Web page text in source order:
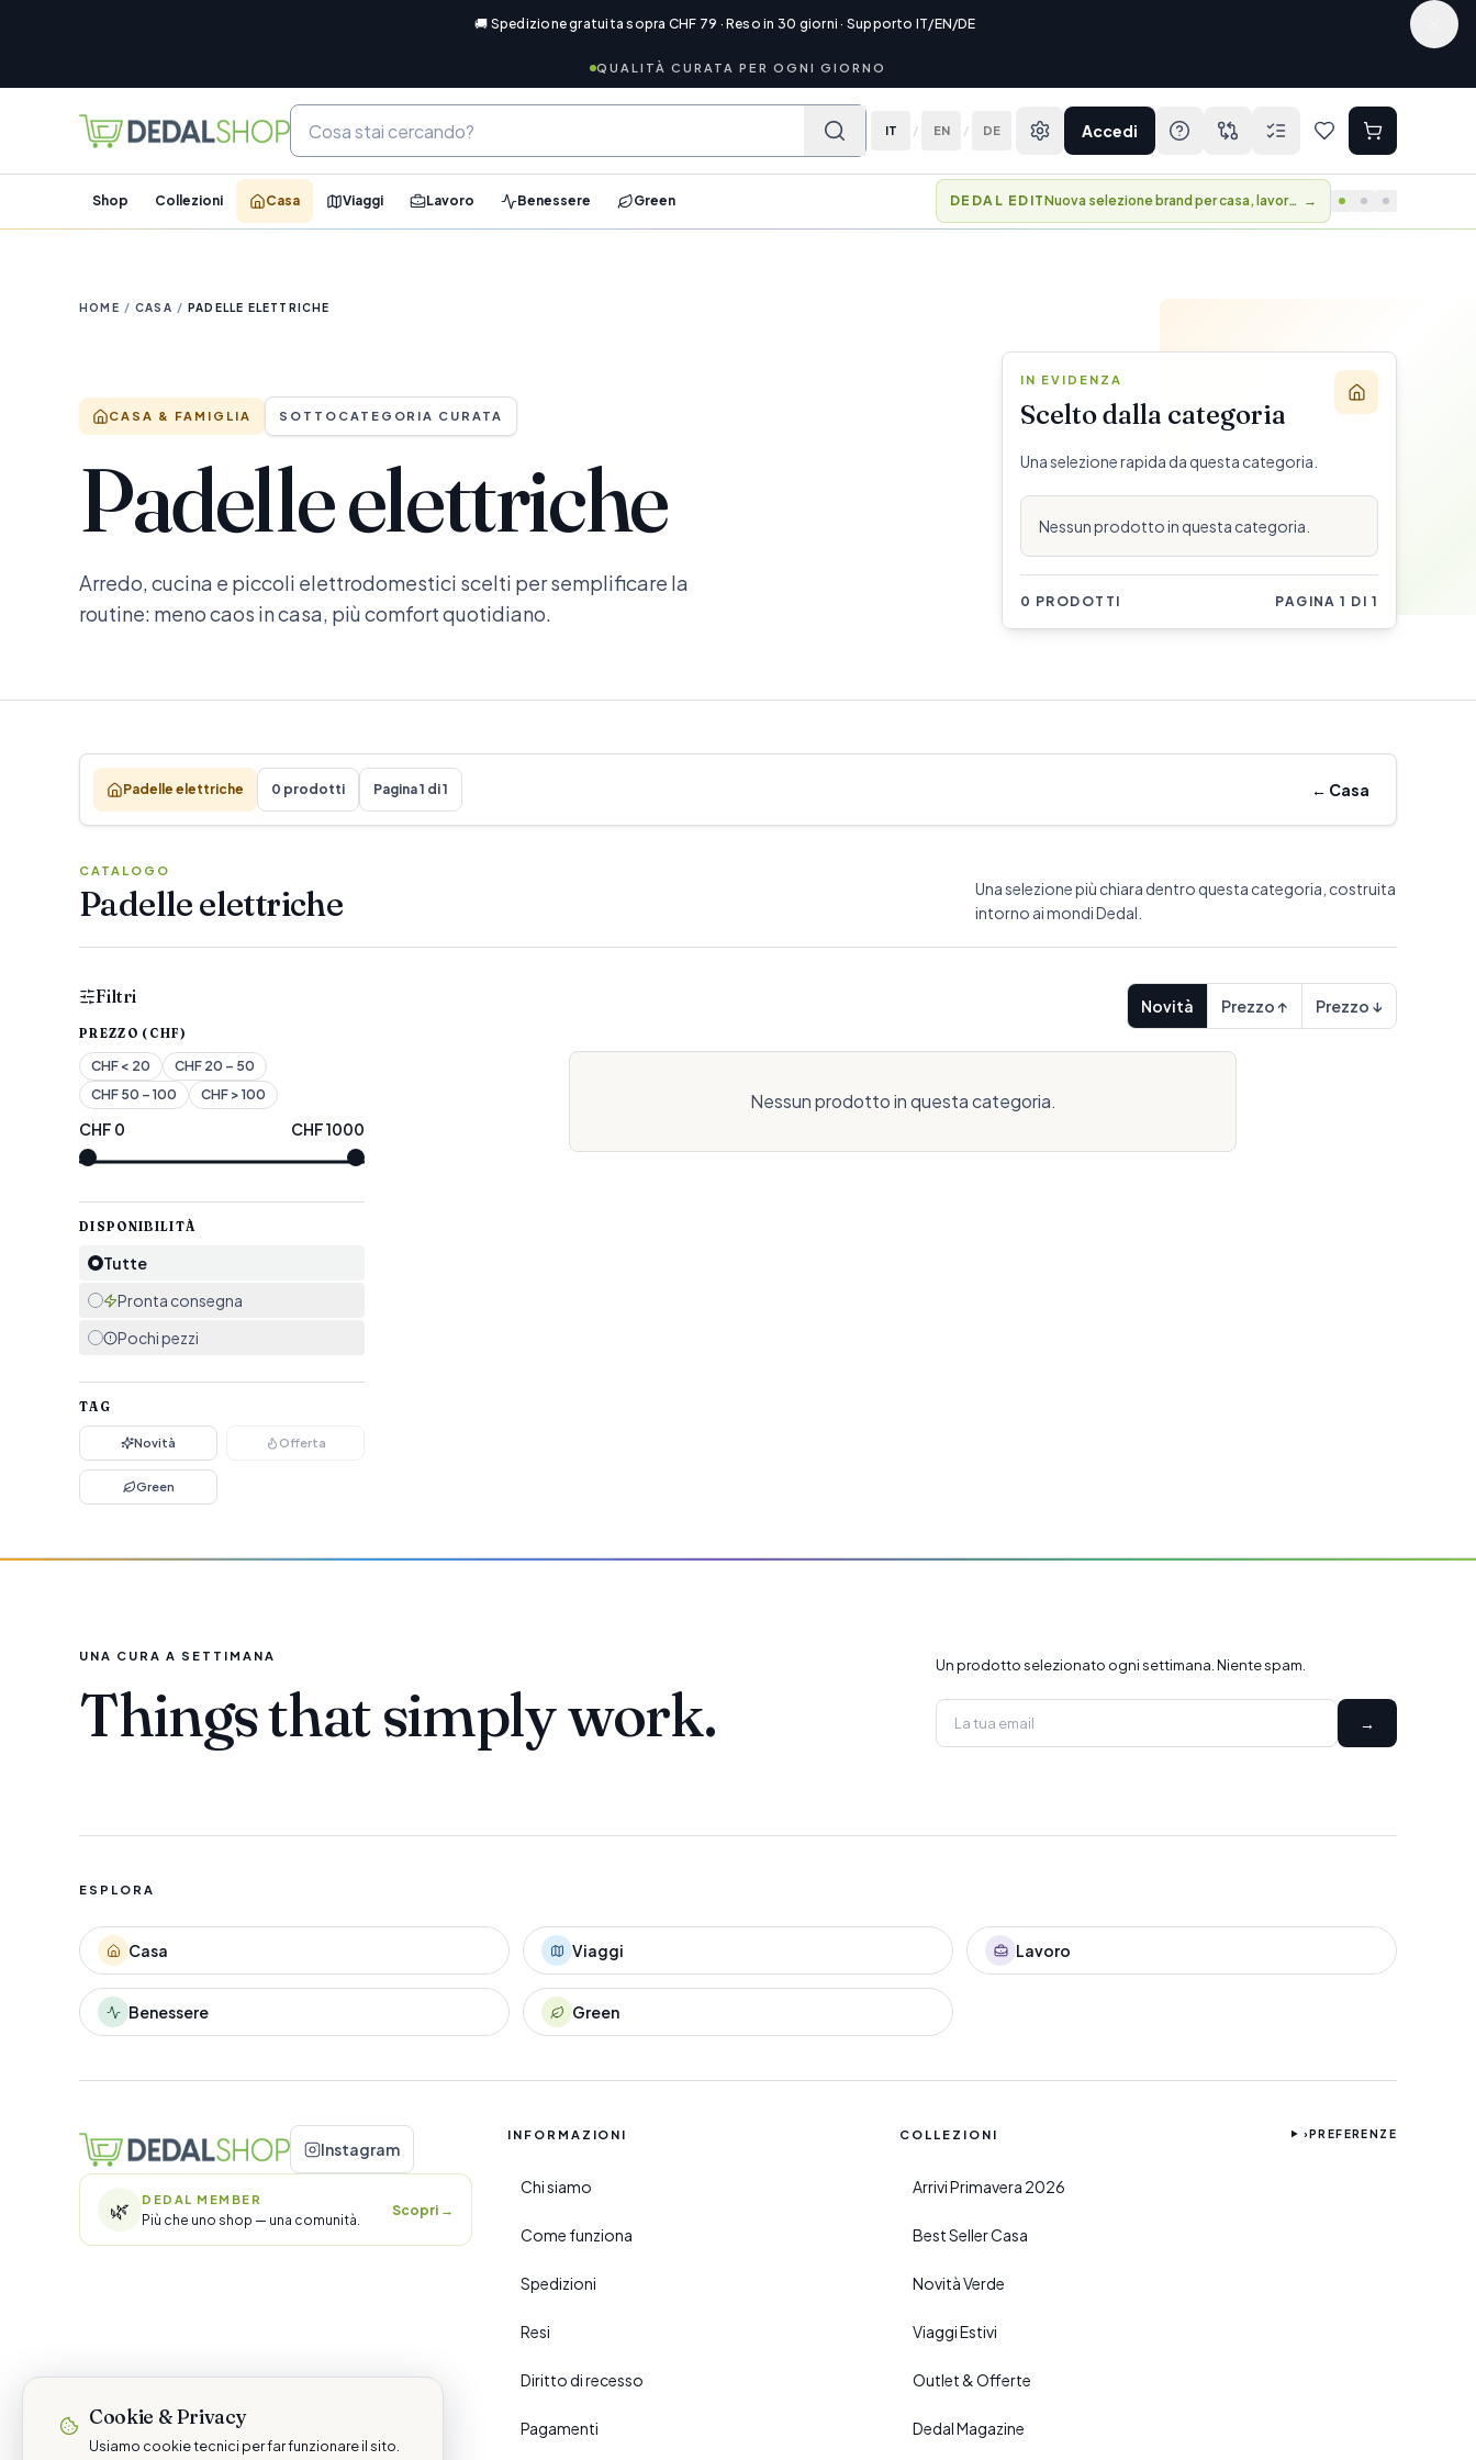
🚚 Spedizione gratuita sopra CHF 79 · Reso in 30 giorni · Supporto IT/EN/DE
QUALITÀ CURATA PER OGNI GIORNO
IT / EN / DE Accedi
Shop Collezioni Casa Viaggi Lavoro Benessere Green DEDAL EDIT Nuova selezione brand per casa, lavoro e viaggio. →
HOME / CASA / PADELLE ELETTRICHE
CASA & FAMIGLIA SOTTOCATEGORIA CURATA
Padelle elettriche
Arredo, cucina e piccoli elettrodomestici scelti per semplificare la
routine: meno caos in casa, più comfort quotidiano.
IN EVIDENZA
Scelto dalla categoria
Una selezione rapida da questa categoria.
Nessun prodotto in questa categoria.
0 PRODOTTI PAGINA 1 DI 1
Padelle elettriche 0 prodotti Pagina 1 di 1 ← Casa
CATALOGO
Padelle elettriche
Una selezione più chiara dentro questa categoria, costruita
intorno ai mondi Dedal.
Filtri
PREZZO (CHF)
CHF < 20 CHF 20 – 50
CHF 50 – 100 CHF > 100
CHF 0 CHF1000
DISPONIBILITÀ
Tutte
Pronta consegna
Pochi pezzi
TAG
Novità Offerta
Green
Novità Prezzo ↑ Prezzo ↓
Nessun prodotto in questa categoria.
UNA CURA A SETTIMANA
Things that simply work.
Un prodotto selezionato ogni settimana. Niente spam.
→
ESPLORA
Casa Viaggi Lavoro
Benessere Green
Instagram
🌿 DEDAL MEMBER
Più che uno shop — una comunità.
Scopri→
INFORMAZIONI
Chi siamo
Come funziona
Spedizioni
Resi
Diritto di recesso
Pagamenti
COLLEZIONI
Arrivi Primavera 2026
Best Seller Casa
Novità Verde
Viaggi Estivi
Outlet & Offerte
Dedal Magazine
›PREFERENZE
Cookie & Privacy
Usiamo cookie tecnici per far funzionare il sito.